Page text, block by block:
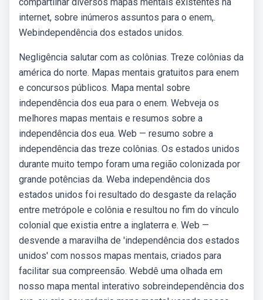
internet, sobre inúmeros assuntos para o enem,.
Webindependência dos estados unidos.
Negligência salutar com as colônias. Treze colônias da
américa do norte. Mapas mentais gratuitos para enem
e concursos públicos. Mapa mental sobre
independência dos eua para o enem. Webveja os
melhores mapas mentais e resumos sobre a
independência dos eua. Web — resumo sobre a
independência das treze colônias. Os estados unidos
durante muito tempo foram uma região colonizada por
grande potências da. Weba independência dos
estados unidos foi resultado do desgaste da relação
entre metrópole e colônia e resultou no fim do vínculo
colonial que existia entre a inglaterra e. Web —
desvende a maravilha de 'independência dos estados
unidos' com nossos mapas mentais, criados para
facilitar sua compreensão. Webdê uma olhada em
nosso mapa mental interativo sobreindependência dos